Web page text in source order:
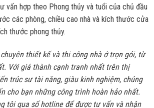
vấn hợp theo Phong thủy và tuổi của chủ đầu
các phòng, chiều cao nhà và kích thước cửa
thước phong thủy.
thiết kế và thi công nhà ở trọn gói, từ
Với giá thành cạnh tranh nhất trên thị
trúc sư tài năng, giàu kinh nghiệm, chúng
cho bạn những công trình hoàn hảo nhất.
tôi qua số hotline để được tư vấn và nhận